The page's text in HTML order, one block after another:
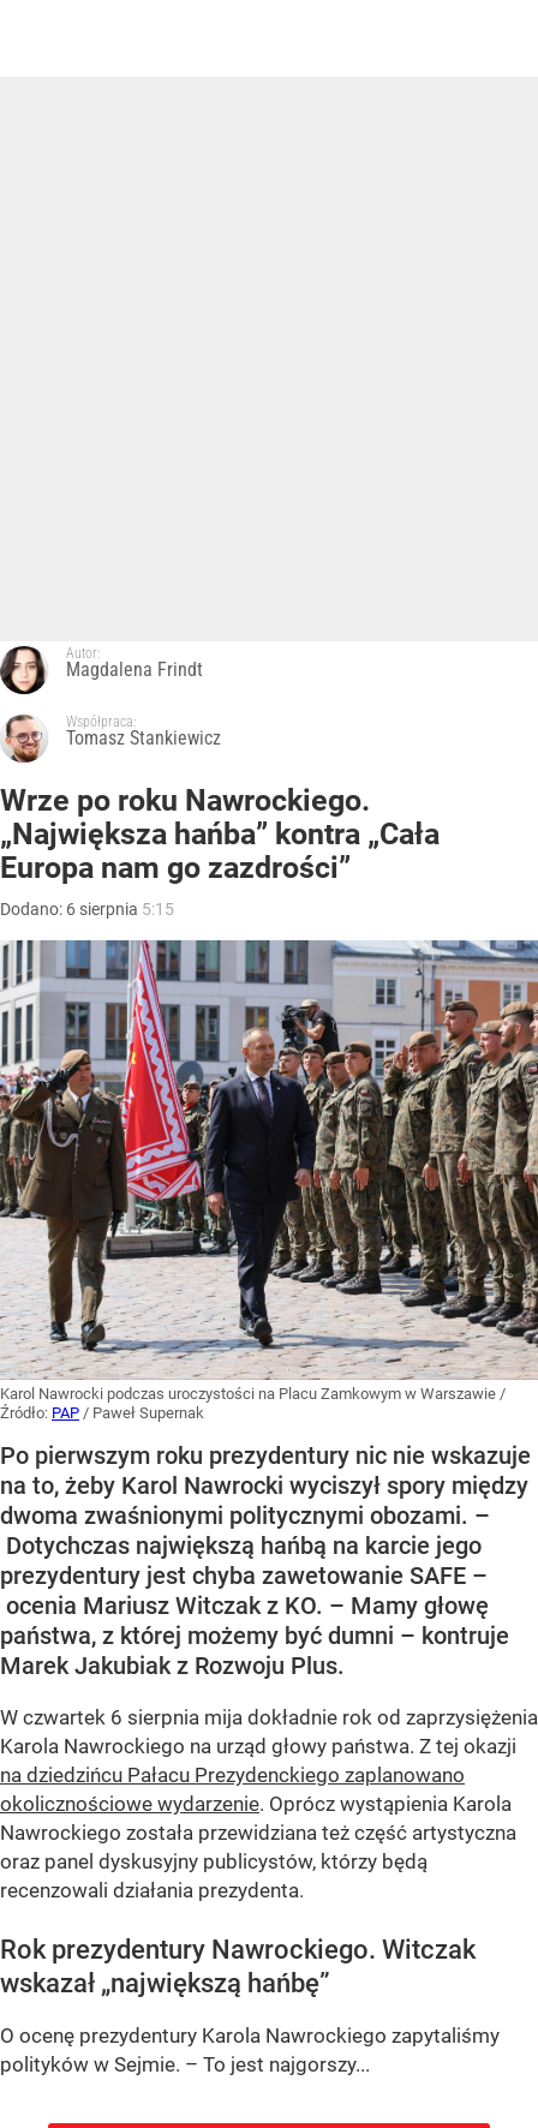
Autor:
Magdalena Frindt
Współpraca:
Tomasz Stankiewicz
Wrze po roku Nawrockiego.
„Największa hańba” kontra „Cała
Europa nam go zazdrości”
Dodano: 6 sierpnia 5:15
Karol Nawrocki podczas uroczystości na Placu Zamkowym w Warszawie /
Źródło: PAP / Paweł Supernak
Po pierwszym roku prezydentury nic nie wskazuje
na to, żeby Karol Nawrocki wyciszył spory między
dwoma zwaśnionymi politycznymi obozami. –
Dotychczas największą hańbą na karcie jego
prezydentury jest chyba zawetowanie SAFE –
ocenia Mariusz Witczak z KO. – Mamy głowę
państwa, z której możemy być dumni – kontruje
Marek Jakubiak z Rozwoju Plus.
W czwartek 6 sierpnia mija dokładnie rok od zaprzysiężenia
Karola Nawrockiego na urząd głowy państwa. Z tej okazji
na dziedzińcu Pałacu Prezydenckiego zaplanowano
okolicznościowe wydarzenie. Oprócz wystąpienia Karola
Nawrockiego została przewidziana też część artystyczna
oraz panel dyskusyjny publicystów, którzy będą
recenzowali działania prezydenta.
Rok prezydentury Nawrockiego. Witczak
wskazał „największą hańbę”
O ocenę prezydentury Karola Nawrockiego zapytaliśmy
polityków w Sejmie. – To jest najgorszy...